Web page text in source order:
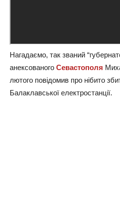
Нагадаємо, так званий
анексованого Севастополя
лютого повідомив про нібито
Балаклавської електростанції.